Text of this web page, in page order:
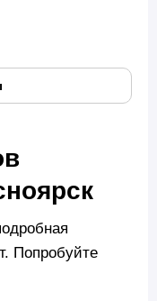
Попробуйте